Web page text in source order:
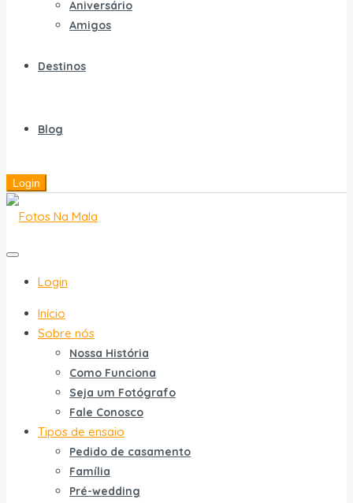
Aniversário
Amigos
Destinos
Blog
Login
Login
Início
Sobre nós
Nossa História
Como Funciona
Seja um Fotógrafo
Fale Conosco
Tipos de ensaio
Pedido de casamento
Família
Pré-wedding